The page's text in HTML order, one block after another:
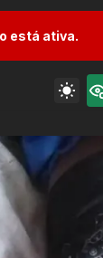
está ativa.